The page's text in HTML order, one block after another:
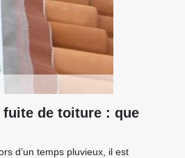
fuite de toiture : que
d’un temps pluvieux, il est